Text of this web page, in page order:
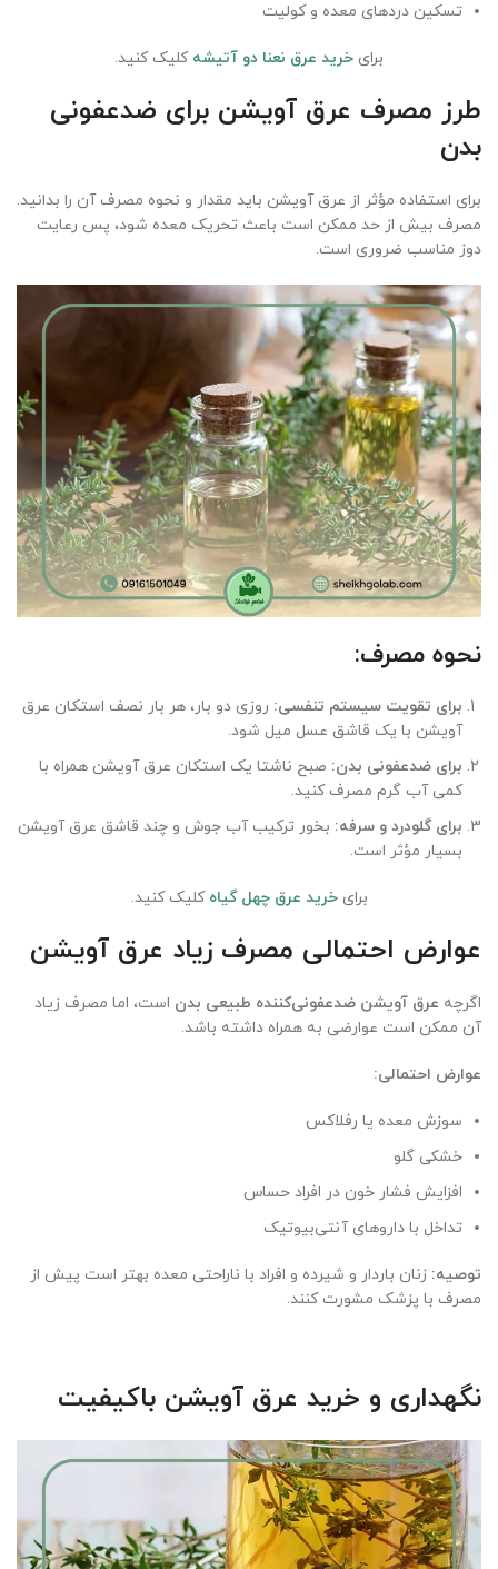
تسکین دردهای معده و کولیت
برای خرید عرق نعنا دو آتیشه کلیک کنید.
طرز مصرف عرق آویشن برای ضدعفونی
بدن
برای استفاده مؤثر از عرق آویشن باید مقدار و نحوه مصرف آن را بدانید.
مصرف بیش از حد ممکن است باعث تحریک معده شود، پس رعایت
دوز مناسب ضروری است.
نحوه مصرف:
برای تقویت سیستم تنفسی: روزی دو بار، هر بار نصف استکان عرق
آویشن با یک قاشق عسل میل شود.
برای ضدعفونی بدن: صبح ناشتا یک استکان عرق آویشن همراه با
کمی آب گرم مصرف کنید.
برای گلودرد و سرفه: بخور ترکیب آب جوش و چند قاشق عرق آویشن
بسیار مؤثر است.
برایخرید عرق چهل گیاه کلیک کنید.
عوارض احتمالی مصرف زیاد عرق آویشن
اگرچه عرق آویشن ضدعفونی‌کننده طبیعی بدن است، اما مصرف زیاد
آن ممکن است عوارضی به همراه داشته باشد.
عوارض احتمالی:
سوزش معده یا رفلاکس
خشکی گلو
افزایش فشار خون در افراد حساس
تداخل با داروهای آنتی‌بیوتیک
توصیه: زنان باردار و شیرده و افراد با ناراحتی معده بهتر است پیش از
مصرف با پزشک مشورت کنند.
نگهداری و خرید عرق آویشن باکیفیت